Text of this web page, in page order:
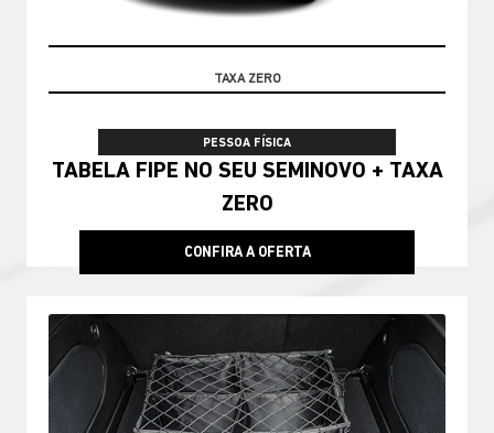
PESSOA FÍSICA
TABELA FIPE NO SEU SEMINOVO + TAXA
ZERO
CONFIRA A OFERTA